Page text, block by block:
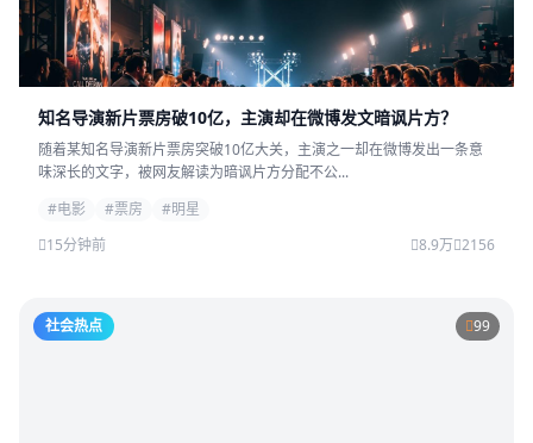
知名导演新片票房破10亿，主演却在微博发文暗讽片方？
随着某知名导演新片票房突破10亿大关，主演之一却在微博发出一条意
味深长的文字，被网友解读为暗讽片方分配不公...
#电影
#票房
#明星
15分钟前
8.9万 2156
社会热点 99